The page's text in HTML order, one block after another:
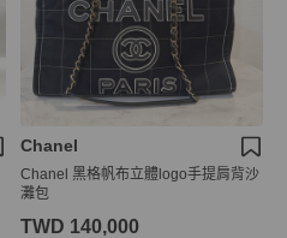
Chanel
Chanel 黑格帆布立體logo手提肩背沙
灘包
TWD 140,000